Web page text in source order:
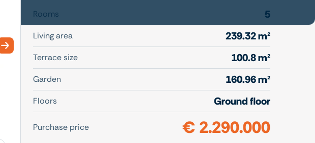
Next slide
Rooms 5
Living area 239.32 m²
Terrace size 100.8 m²
Garden 160.96 m²
Floors Ground floor
Purchase price € 2.290.000